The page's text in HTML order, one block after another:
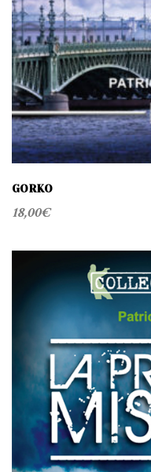
GORKO
18,00€